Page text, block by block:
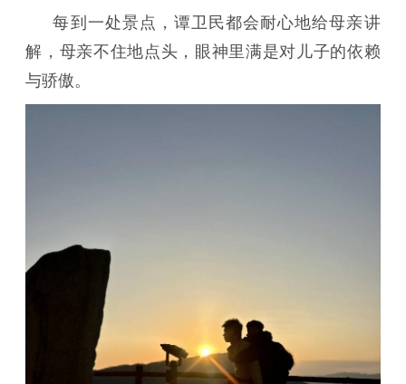
每到一处景点，谭卫民都会耐心地给母亲讲
解，母亲不住地点头，眼神里满是对儿子的依赖
与骄傲。